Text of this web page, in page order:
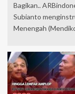
Bagikan..
Subianto
Menengah